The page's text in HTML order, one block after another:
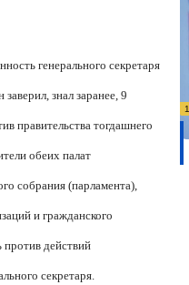
генерального секретаря
знал заранее, 9
правительства тогдашнего
обеих палат
собрания (парламента),
и гражданского
против действий
секретаря.